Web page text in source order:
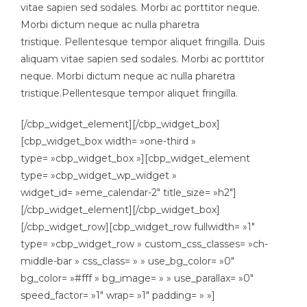
vitae sapien sed sodales. Morbi ac porttitor neque.
Morbi dictum neque ac nulla pharetra
tristique. Pellentesque tempor aliquet fringilla. Duis
aliquam vitae sapien sed sodales. Morbi ac porttitor
neque. Morbi dictum neque ac nulla pharetra
tristique.Pellentesque tempor aliquet fringilla.
[/cbp_widget_element][/cbp_widget_box]
[cbp_widget_box width= »one-third »
type= »cbp_widget_box »][cbp_widget_element
type= »cbp_widget_wp_widget »
widget_id= »eme_calendar-2″ title_size= »h2″]
[/cbp_widget_element][/cbp_widget_box]
[/cbp_widget_row][cbp_widget_row fullwidth= »1″
type= »cbp_widget_row » custom_css_classes= »ch-
middle-bar » css_class= » » use_bg_color= »0″
bg_color= »#fff » bg_image= » » use_parallax= »0″
speed_factor= »1″ wrap= »1″ padding= » »]